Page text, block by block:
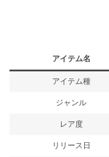
アイテム名
アイテム種
ジャンル
レア度
リリース日